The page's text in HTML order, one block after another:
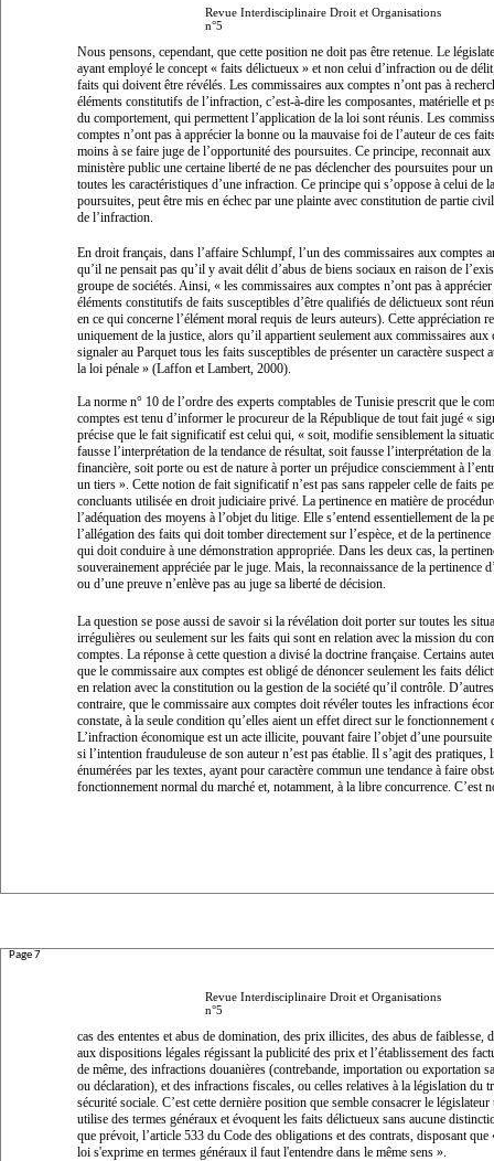
Revue Interdisciplinaire Droit et Organisations
n°5
Nous pensons, cependant, que cette position ne doit pas être retenue. Le
ayant employé le concept « faits délictueux » et non celui d’infraction ou de délit
faits qui doivent être révélés. Les commissaires aux comptes n’ont pas à
éléments constitutifs de l’infraction, c’est-à-dire les composantes, matérielle et
du comportement, qui permettent l’application de la loi sont réunis. Les
comptes n’ont pas à apprécier la bonne ou la mauvaise foi de l’auteur de ces
moins à se faire juge de l’opportunité des poursuites. Ce principe, reconnait
ministère public une certaine liberté de ne pas déclencher des poursuites pour
toutes les caractéristiques d’une infraction. Ce principe qui s’oppose à celui de
poursuites, peut être mis en échec par une plainte avec constitution de partie
de l’infraction.
En droit français, dans l’affaire Schlumpf, l’un des commissaires aux comptes
qu’il ne pensait pas qu’il y avait délit d’abus de biens sociaux en raison de
groupe de sociétés. Ainsi, « les commissaires aux comptes n’ont pas à
éléments constitutifs de faits susceptibles d’être qualifiés de délictueux sont
en ce qui concerne l’élément moral requis de leurs auteurs). Cette appréciation
uniquement de la justice, alors qu’il appartient seulement aux commissaires aux
signaler au Parquet tous les faits susceptibles de présenter un caractère suspect
la loi pénale » (Laffon et Lambert, 2000).
La norme n° 10 de l’ordre des experts comptables de Tunisie prescrit que le
comptes est tenu d’informer le procureur de la République de tout fait jugé «
précise que le fait significatif est celui qui, « soit, modifie sensiblement la
fausse l’interprétation de la tendance de résultat, soit fausse l’interprétation de
financière, soit porte ou est de nature à porter un préjudice consciemment à
un tiers ». Cette notion de fait significatif n’est pas sans rappeler celle de faits
concluants utilisée en droit judiciaire privé. La pertinence en matière de
l’adéquation des moyens à l’objet du litige. Elle s’entend essentiellement de la
l’allégation des faits qui doit tomber directement sur l’espèce, et de la
qui doit conduire à une démonstration appropriée. Dans les deux cas, la
souverainement appréciée par le juge. Mais, la reconnaissance de la pertinence
ou d’une preuve n’enlève pas au juge sa liberté de décision.
La question se pose aussi de savoir si la révélation doit porter sur toutes les
irrégulières ou seulement sur les faits qui sont en relation avec la mission du
comptes. La réponse à cette question a divisé la doctrine française. Certains
que le commissaire aux comptes est obligé de dénoncer seulement les faits
en relation avec la constitution ou la gestion de la société qu’il contrôle.
contraire, que le commissaire aux comptes doit révéler toutes les infractions
constate, à la seule condition qu’elles aient un effet direct sur le fonctionnement
L’infraction économique est un acte illicite, pouvant faire l’objet d’une poursuite
si l’intention frauduleuse de son auteur n’est pas établie. Il s’agit des pratiques,
énumérées par les textes, ayant pour caractère commun une tendance à faire
fonctionnement normal du marché et, notamment, à la libre concurrence. C’est
Page 7
Revue Interdisciplinaire Droit et Organisations
n°5
cas des ententes et abus de domination, des prix illicites, des abus de faiblesse,
aux dispositions légales régissant la publicité des prix et l’établissement des
de même, des infractions douanières (contrebande, importation ou exportation
ou déclaration), et des infractions fiscales, ou celles relatives à la législation du
sécurité sociale. C’est cette dernière position que semble consacrer le
utilise des termes généraux et évoquent les faits délictueux sans aucune
que prévoit, l’article 533 du Code des obligations et des contrats, disposant
loi s'exprime en termes généraux il faut l'entendre dans le même sens ».